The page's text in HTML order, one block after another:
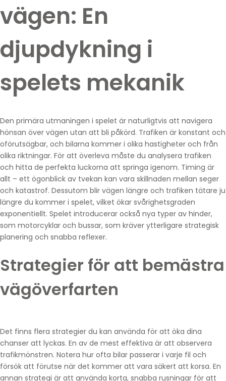
vägen: En
djupdykning i
spelets mekanik
Den primära utmaningen i spelet är naturligtvis att navigera
hönsan över vägen utan att bli påkörd. Trafiken är konstant och
oförutsägbar, och bilarna kommer i olika hastigheter och från
olika riktningar. För att överleva måste du analysera trafiken
och hitta de perfekta luckorna att springa igenom. Timing är
allt – ett ögonblick av tvekan kan vara skillnaden mellan seger
och katastrof. Dessutom blir vägen längre och trafiken tätare ju
längre du kommer i spelet, vilket ökar svårighetsgraden
exponentiellt. Spelet introducerar också nya typer av hinder,
som motorcyklar och bussar, som kräver ytterligare strategisk
planering och snabba reflexer.
Strategier för att bemästra
vägöverfarten
Det finns flera strategier du kan använda för att öka dina
chanser att lyckas. En av de mest effektiva är att observera
trafikmönstren. Notera hur ofta bilar passerar i varje fil och
försök att förutse när det kommer att vara säkert att korsa. En
annan strategi är att använda korta, snabba rusningar för att